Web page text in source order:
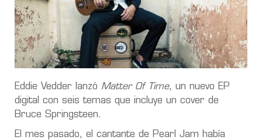
Eddie Vedder lanzó Matter Of Time, un nuevo EP
digital con seis temas que incluye un cover de
Bruce Springsteen.
El mes pasado, el cantante de Pearl Jam había